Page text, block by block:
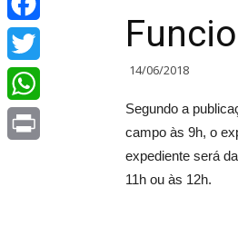
14/06/2018
Segundo a
campo às 9h, o
expediente será
11h ou às 12h.
Facebook
Twitter
WhatsApp